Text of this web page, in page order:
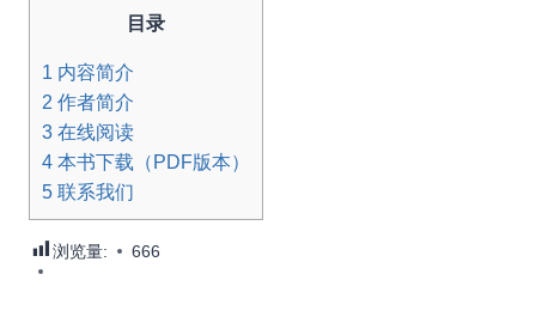
目录
1 内容简介
2 作者简介
3 在线阅读
4 本书下载（PDF版本）
5 联系我们
浏览量: 666